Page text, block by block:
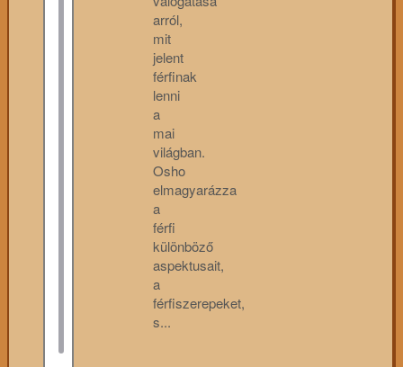
arról,
mit
jelent
férfinak
lenni
a
mai
világban.
Osho
elmagyarázza
a
férfi
különböző
aspektusait,
a
férfiszerepeket,
s...